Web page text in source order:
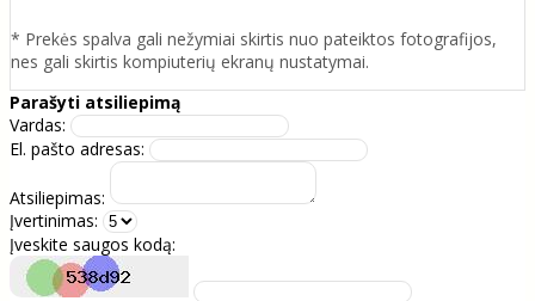
* Prekės spalva gali nežymiai skirtis nuo pateiktos fotografijos,
nes gali skirtis kompiuterių ekranų nustatymai.
Parašyti atsiliepimą
Vardas:
El. pašto adresas:
Atsiliepimas:
Įvertinimas:
Įveskite saugos kodą: